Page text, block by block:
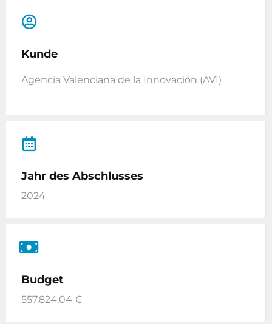
Kunde
Agencia Valenciana de la Innovación (AVI)
Jahr des Abschlusses
2024
Budget
557.824,04 €